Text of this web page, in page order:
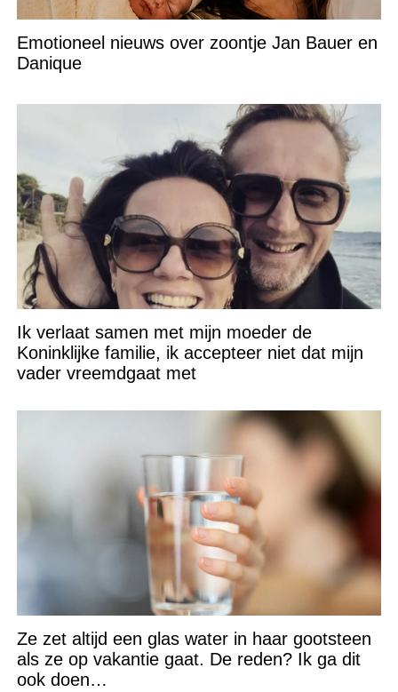
Emotioneel nieuws over zoontje Jan Bauer en
Danique
Ik verlaat samen met mijn moeder de
Koninklijke familie, ik accepteer niet dat mijn
vader vreemdgaat met
Ze zet altijd een glas water in haar gootsteen
als ze op vakantie gaat. De reden? Ik ga dit
ook doen…